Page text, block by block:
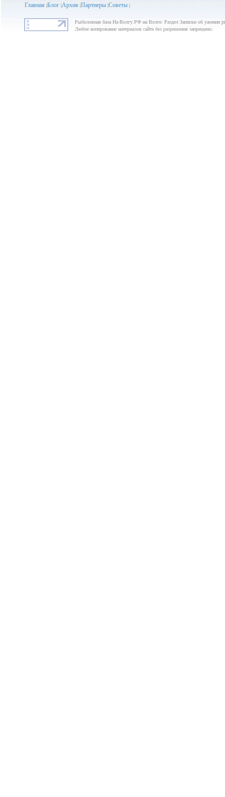
Главная |Блог|Архив|Партнеры|Советы|
Рыболовная база На-Волгу.РФ на Волге: Раздел Записки об ужении
Любое копирование материалов сайта без разрешения запрещено;